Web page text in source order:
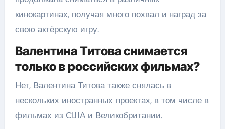
кинокартинах, получая много похвал и наград за
свою актёрскую игру.
Валентина Титова снимается
только в российских фильмах?
Нет, Валентина Титова также снялась в
нескольких иностранных проектах, в том числе в
фильмах из США и Великобритании.